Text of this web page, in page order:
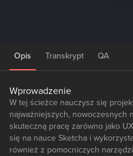
Opis Transkrypt QA
Wprowadzenie
W tej ścieżce nauczysz się
najważniejszych, nowoczesnych
skuteczną pracę zarówno jako
się na nauce Sketcha i
również z pomocniczych